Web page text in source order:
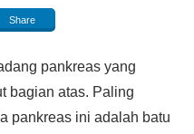
Share
pankreas yang
bagian atas. Paling
pankreas ini adalah batu